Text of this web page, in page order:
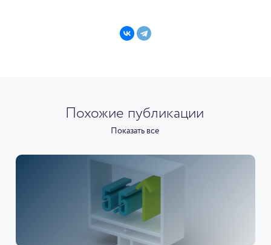
Похожие публикации
Показать все